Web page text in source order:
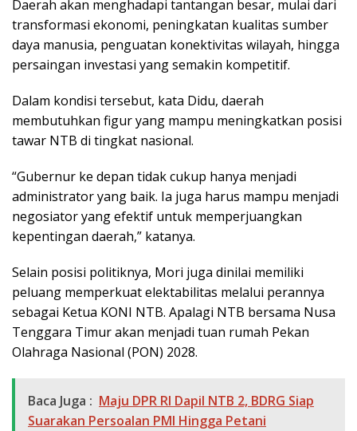
Daerah akan menghadapi tantangan besar, mulai dari
transformasi ekonomi, peningkatan kualitas sumber
daya manusia, penguatan konektivitas wilayah, hingga
persaingan investasi yang semakin kompetitif.
Dalam kondisi tersebut, kata Didu, daerah
membutuhkan figur yang mampu meningkatkan posisi
tawar NTB di tingkat nasional.
“Gubernur ke depan tidak cukup hanya menjadi
administrator yang baik. Ia juga harus mampu menjadi
negosiator yang efektif untuk memperjuangkan
kepentingan daerah,” katanya.
Selain posisi politiknya, Mori juga dinilai memiliki
peluang memperkuat elektabilitas melalui perannya
sebagai Ketua KONI NTB. Apalagi NTB bersama Nusa
Tenggara Timur akan menjadi tuan rumah Pekan
Olahraga Nasional (PON) 2028.
Baca Juga : Maju DPR RI Dapil NTB 2, BDRG Siap
Suarakan Persoalan PMI Hingga Petani